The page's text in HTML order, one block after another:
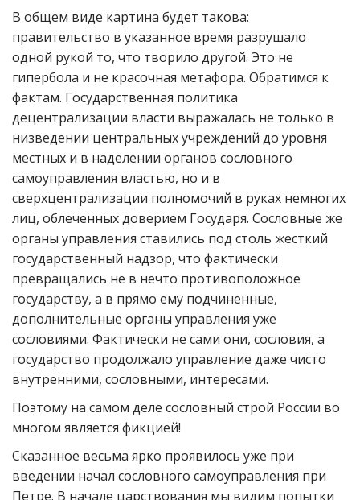
В общем виде картина будет такова:
правительство в указанное время разрушало
одной рукой то, что творило другой. Это не
гипербола и не красочная метафора. Обратимся к
фактам. Государственная политика
децентрализации власти выражалась не только в
низведении центральных учреждений до уровня
местных и в наделении органов сословного
самоуправления властью, но и в
сверхцентрализации полномочий в руках немногих
лиц, облеченных доверием Государя. Сословные же
органы управления ставились под столь жесткий
государственный надзор, что фактически
превращались не в нечто противоположное
государству, а в прямо ему подчиненные,
дополнительные органы управления уже
сословиями. Фактически не сами они, сословия, а
государство продолжало управление даже чисто
внутренними, сословными, интересами.
Поэтому на самом деле сословный строй России во
многом является фикцией!
Сказанное весьма ярко проявилось уже при
введении начал сословного самоуправления при
Петре. В начале царствования мы видим попытки